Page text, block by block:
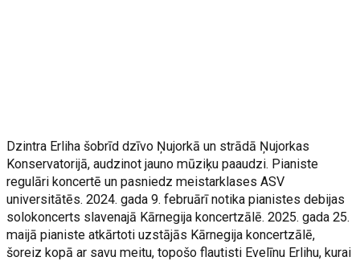
Dzintra Erliha šobrīd dzīvo Ņujorkā un strādā Ņujorkas
Konservatorijā, audzinot jauno mūziķu paaudzi. Pianiste
regulāri koncertē un pasniedz meistarklases ASV
universitātēs. 2024. gada 9. februārī notika pianistes debijas
solokoncerts slavenajā Kārnegija koncertzālē. 2025. gada 25.
maijā pianiste atkārtoti uzstājās Kārnegija koncertzālē,
šoreiz kopā ar savu meitu, topošo flautisti Evelīnu Erlihu, kurai